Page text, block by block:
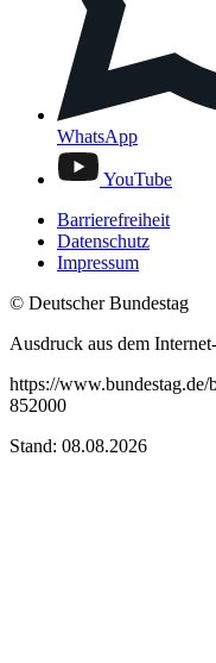
WhatsApp
YouTube
Barrierefreiheit
Datenschutz
Impressum
© Deutscher Bundestag
Ausdruck aus dem
https://www.bundestag.de/
852000
Stand: 08.08.2026